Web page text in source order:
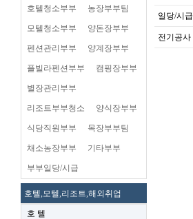
호텔청소부부 농장부부팀
모텔청소부부 양돈장부부
펜션관리부부 양계장부부
플빌라펜션부부 캠핑장부부
별장관리부부
리조트부부청소 양식장부부
식당직원부부 목장부부팀
채소농장부부 기타부부
부부일당/시급
호텔,모텔,리조트,해외취업
호 텔
일당/시급
전기공사